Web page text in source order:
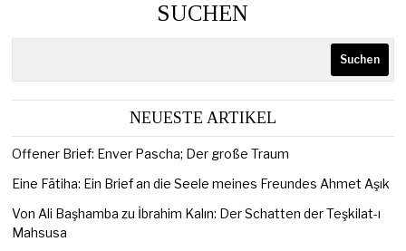
SUCHEN
Suchen
NEUESTE ARTIKEL
Offener Brief: Enver Pascha; Der große Traum
Eine Fātiha: Ein Brief an die Seele meines Freundes Ahmet Aşık
Von Ali Başhamba zu İbrahim Kalın: Der Schatten der Teşkilat-ı
Mahsusa